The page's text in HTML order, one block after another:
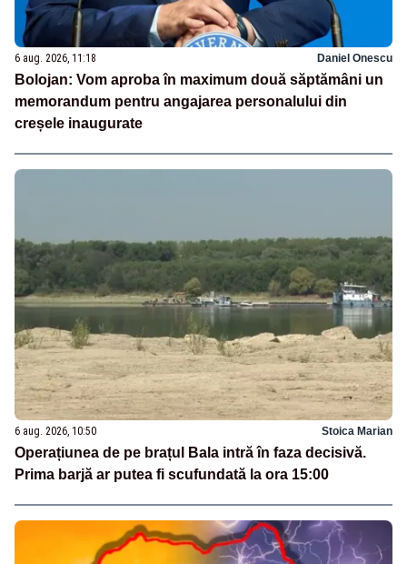
6 aug. 2026, 11:18 Daniel Onescu
Bolojan: Vom aproba în maximum două săptămâni un
memorandum pentru angajarea personalului din
creșele inaugurate
6 aug. 2026, 10:50 Stoica Marian
Operațiunea de pe brațul Bala intră în faza decisivă.
Prima barjă ar putea fi scufundată la ora 15:00